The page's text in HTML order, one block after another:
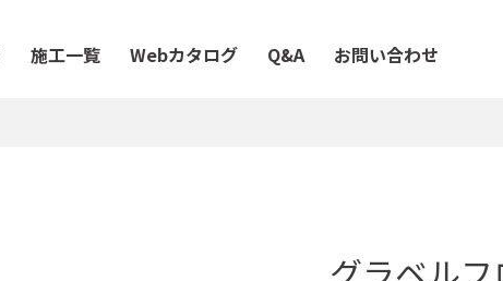
施工一覧 Webカタログ Q&A お問い合わせ